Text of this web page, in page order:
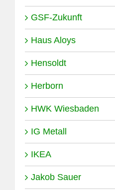
GSF-Zukunft
Haus Aloys
Hensoldt
Herborn
HWK Wiesbaden
IG Metall
IKEA
Jakob Sauer